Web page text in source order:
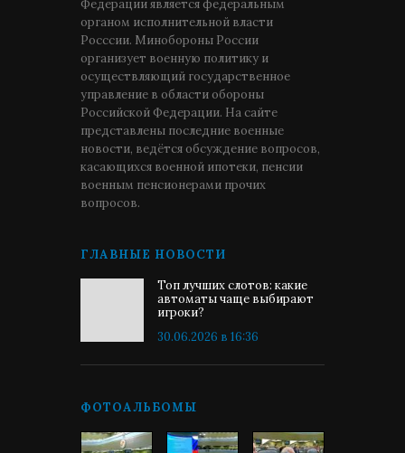
Федерации является федеральным
органом исполнительной власти
Росссии. Минобороны России
организует военную политику и
осуществляющий государственное
управление в области обороны
Российской Федерации. На сайте
представлены последние военные
новости, ведётся обсуждение вопросов,
касающихся военной ипотеки, пенсии
военным пенсионерами прочих
вопросов.
ГЛАВНЫЕ НОВОСТИ
Топ лучших слотов: какие
автоматы чаще выбирают
игроки?
30.06.2026 в 16:36
ФОТОАЛЬБОМЫ